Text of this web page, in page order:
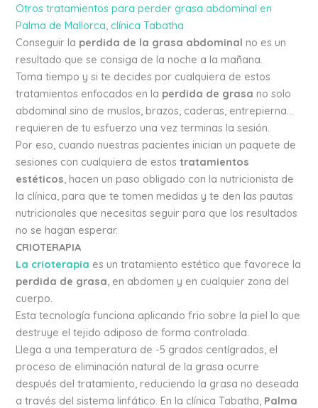
Otros tratamientos para perder grasa abdominal en
Palma de Mallorca, clínica Tabatha
Conseguir la perdida de la grasa abdominal no es un
resultado que se consiga de la noche a la mañana.
Toma tiempo y si te decides por cualquiera de estos
tratamientos enfocados en la perdida de grasa no solo
abdominal sino de muslos, brazos, caderas, entrepierna…
requieren de tu esfuerzo una vez terminas la sesión.
Por eso, cuando nuestras pacientes inician un paquete de
sesiones con cualquiera de estostratamientos
estéticos, hacen un paso obligado con la nutricionista de
la clínica, para que te tomen medidas y te den las pautas
nutricionales que necesitas seguir para que los resultados
no se hagan esperar.
CRIOTERAPIA
La crioterapia es un tratamiento estético que favorece la
perdida de grasa, en abdomen y en cualquier zona del
cuerpo.
Esta tecnología funciona aplicando frio sobre la piel lo que
destruye el tejido adiposo de forma controlada.
Llega a una temperatura de -5 grados centígrados, el
proceso de eliminación natural de la grasa ocurre
después del tratamiento, reduciendo la grasa no deseada
a través del sistema linfático. En la clínica Tabatha, Palma